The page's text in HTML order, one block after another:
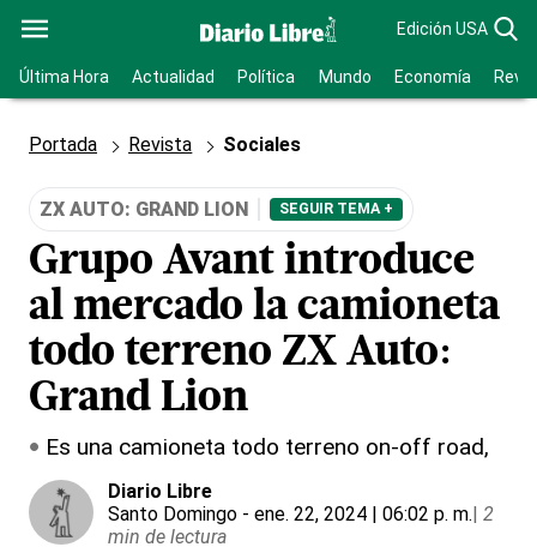
Edición USA
Última Hora Actualidad Política Mundo Economía
Portada Revista Sociales
ZX AUTO: GRAND LION SEGUIR TEMA +
Grupo Avant introduce
al mercado la camioneta
todo terreno ZX Auto:
Grand Lion
Es una camioneta todo terreno on-off road,
Diario Libre
Santo Domingo - ene. 22, 2024 | 06:02 p. m.| 2
min de lectura